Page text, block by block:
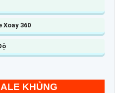
Xoay 360
KHỦNG